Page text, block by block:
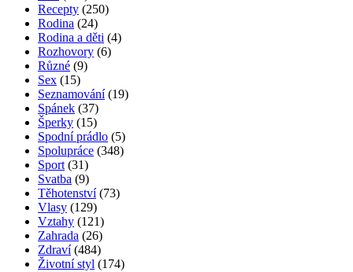
Recepty (250)
Rodina (24)
Rodina a děti (4)
Rozhovory (6)
Různé (9)
Sex (15)
Seznamování(19)
Spánek (37)
Šperky (15)
Spodní prádlo (5)
Spolupráce (348)
Sport (31)
Svatba (9)
Těhotenství(73)
Vlasy (129)
Vztahy (121)
Zahrada (26)
Zdraví(484)
Životní styl (174)